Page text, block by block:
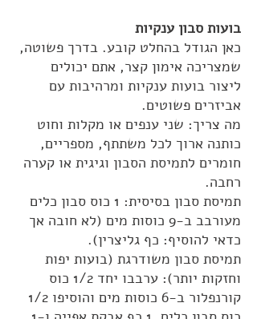
בועות סבון ענקיות
כאן הגודל בהחלט קובע. בדרך פשוטה,
שמצריכה אימון קצר, אתם יכולים
ליצור בועות ענקיות ומרהיבות עם
אביזרים פשוטים.
מה צריך: שני ענפים או מקלות וחוט
כותנה ארוך לכל משתתף, מספריים,
חומרים לתמיסת הסבון וגיגית או קערה
רחבה.
תמיסת סבון בסיסית: 1 כוס סבון כלים
מעורבב ב-9 כוסות מים (לא חובה אך
כדאי להוסיף: כף גליצרין).
תמיסת סבון משודרגת (בועות יפות
וחזקות יותר): ערבבו יחד 1/2 כוס
קורנפלור ב-6 כוסות מים והוסיפו 1/2